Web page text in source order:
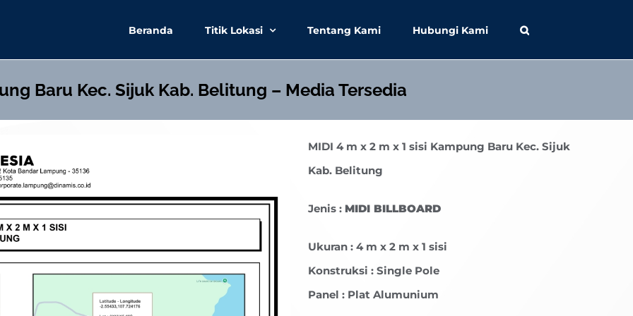
Beranda Titik Lokasi Tentang Kami Hubungi Kami
Baru Kec. Sijuk Kab. Belitung – Media Tersedia
MIDI 4 m x 2 m x 1 sisi Kampung Baru Kec. Sijuk
Kab. Belitung
Jenis : MIDI BILLBOARD
Ukuran : 4 m x 2 m x 1 sisi
Konstruksi : Single Pole
Panel : Plat Alumunium